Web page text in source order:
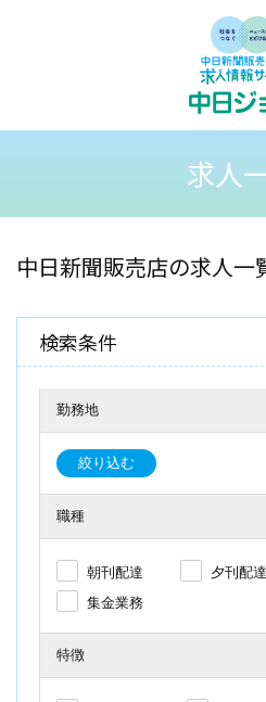
求人
中日新聞販売店の求人一
検索条件
勤務地
絞り込む
職種
朝刊配達 夕刊配達
集金業務
特徴